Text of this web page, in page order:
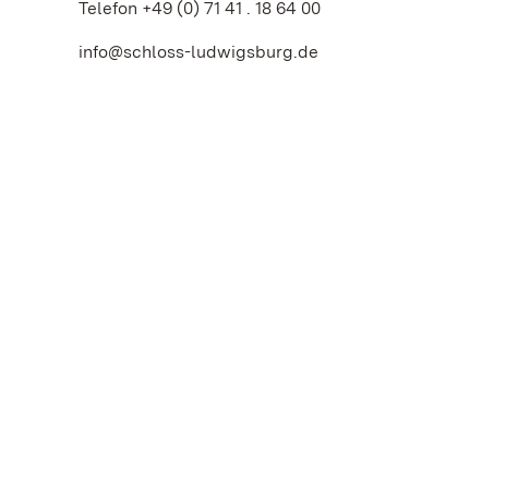
Telefon +49 (0) 71 41 . 18 64 00
info@schloss-ludwigsburg.de